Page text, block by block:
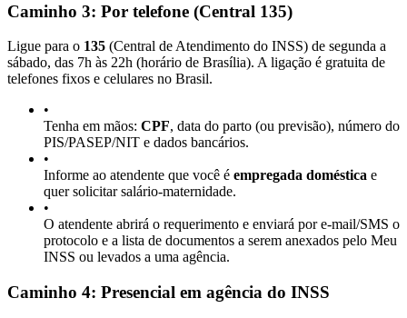
Caminho 3: Por telefone (Central 135)
Ligue para o 135 (Central de Atendimento do INSS) de segunda a
sábado, das 7h às 22h (horário de Brasília). A ligação é gratuita de
telefones fixos e celulares no Brasil.
•
Tenha em mãos: CPF, data do parto (ou previsão), número do
PIS/PASEP/NIT e dados bancários.
•
Informe ao atendente que você é empregada doméstica e
quer solicitar salário-maternidade.
•
O atendente abrirá o requerimento e enviará por e-mail/SMS o
protocolo e a lista de documentos a serem anexados pelo Meu
INSS ou levados a uma agência.
Caminho 4: Presencial em agência do INSS